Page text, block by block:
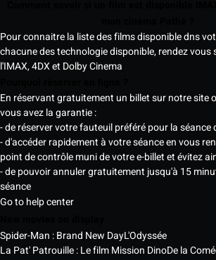
Pour connaitre la liste des films disponible dns
chacune des technologie disponible, rendez vous
l'IMAX, 4DX et Dolby Cinema
En réservant gratuitement un billet sur notre site
vous avez la garantie :
- de réserver votre fauteuil préféré pour la séance
- d'accéder rapidement à votre séance en vous
point de contrôle muni de votre e-billet et évitez
- de pouvoir annuler gratuitement jusqu'à 15
séance
Go to help center
Spider-Man : Brand New DayL'Odyssée
La Pat' Patrouille : Le film Mission DinoDe la